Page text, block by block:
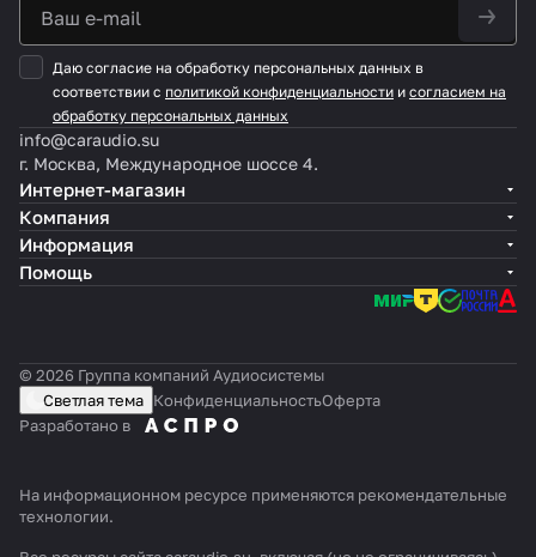
Даю согласие на обработку персональных данных в
соответствии с политикой конфиденциальности и согласием на
обработку персональных данных
info@caraudio.su
г. Москва, Международное шоссе 4.
Интернет-магазин
Компания
Информация
Помощь
© 2026 Группа компаний Аудиосистемы
Светлая тема КонфиденциальностьОферта
Разработано в
На информационном ресурсе применяются рекомендательные
технологии.